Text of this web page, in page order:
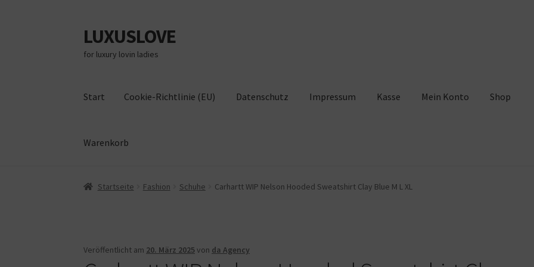
Zur
Navigation
springen
Zum
Inhalt
springen
LUXUSLOVE
for luxury lovin ladies
Start Cookie-Richtlinie (EU) Datenschutz Impressum Kasse Mein Konto Shop
Warenkorb
Start Cookie-Richtlinie (EU) Datenschutz Impressum Kasse Mein Konto Shop Warenkorb
Startseite Fashion Schuhe Carhartt WIP Nelson Hooded Sweatshirt Clay Blue M L XL
Veröffentlicht am 20. März 2025von da Agency